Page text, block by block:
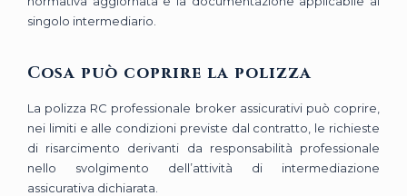
singolo intermediario.
Cosa può coprire la polizza
La polizza RC professionale broker assicurativi può coprire,
nei limiti e alle condizioni previste dal contratto, le richieste
di risarcimento derivanti da responsabilità professionale
nello svolgimento dell’attività di intermediazione
assicurativa dichiarata.